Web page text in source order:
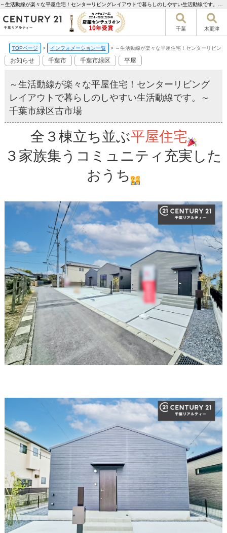
千葉 木更津
TOPページ > インフォメーション一覧 > ～生活動線が楽々な平屋住宅！センターリビン
お知らせ 千葉市 千葉市緑区 平屋
～生活動線が楽々な平屋住宅！センターリビング
レイアウトで暮らしのしやすい生活動線です。～
千葉市緑区古市場
全３棟立ち並ぶ平屋住宅
３家族集うコミュニティ充実した
おうち